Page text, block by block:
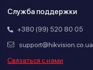
Служба поддержки
+380 (99) 520 80 05
support@hikvision.co.ua
Связаться с нами